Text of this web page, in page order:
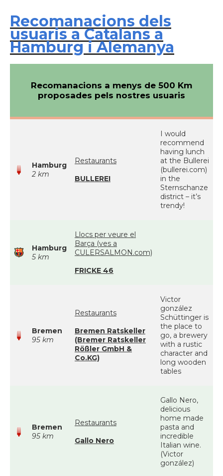
Recomanacions dels
usuaris a Catalans a
Hamburg i Alemanya
Recomanacions a menys de 500 Km
proposades pels nostres usuaris
Hamburg
2 km
Restaurants
BULLEREI
I would
recommend
having lunch
at the Bullerei
(bullerei.com)
in the
Sternschanze
district – it’s
trendy!
Hamburg
5 km
Llocs per veure el
Barça (ves a
CULERSALMON.com)
FRICKE 46
Bremen
95 km
Restaurants
Bremen Ratskeller
(Bremer Ratskeller
Rößler GmbH &
Co.KG)
Victor
gonzález
Schüttinger is
the place to
go, a brewery
with a rustic
character and
long wooden
tables
Bremen
95 km
Restaurants
Gallo Nero
Gallo Nero,
delicious
home made
pasta and
incredible
Italian wine.
(Victor
gonzález)